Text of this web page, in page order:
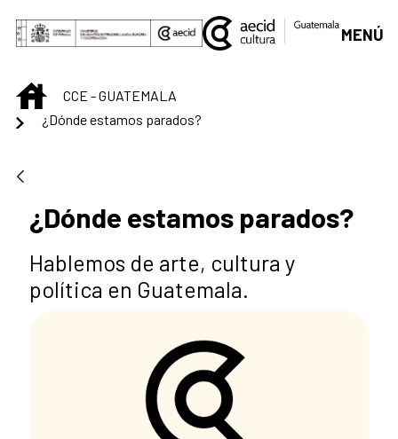
Saut au contenu principal
MENÚ
INICIOCCE - GUATEMALA
¿Dónde estamos parados?
¿Dónde estamos parados?
Hablemos de arte, cultura y
política en Guatemala.